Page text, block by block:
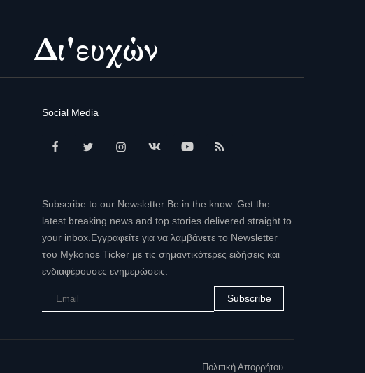
Social Media
Subscribe to our Newsletter Be in the know. Get the
latest breaking news and top stories delivered straight to
your inbox.Εγγραφείτε για να λαμβάνετε το Newsletter
του Mykonos Ticker με τις σημαντικότερες ειδήσεις και
ενδιαφέρουσες ενημερώσεις.
Subscribe
Πολιτική Απορρήτου